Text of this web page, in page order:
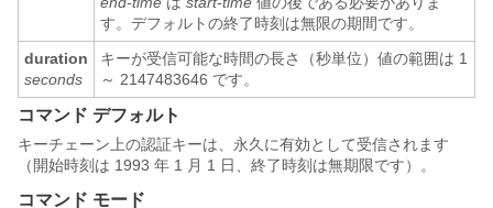
す。デフォルトの終了時刻は無限の期間です。
duration
seconds
キーが受信可能な時間の長さ（秒単位）値の範囲は 1
～ 2147483646 です。
コマンド デフォルト
キーチェーン上の認証キーは、永久に有効として受信されます
（開始時刻は 1993 年 1 月 1 日、終了時刻は無期限です）。
コマンド モード